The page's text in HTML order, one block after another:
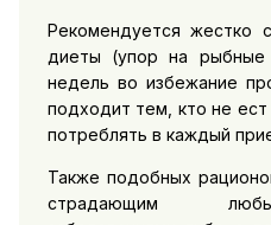
Рекомендуется жестко
диеты (упор на
недель во избежание
подходит тем, кто не
потреблять в каждый
Также подобных
страдающим